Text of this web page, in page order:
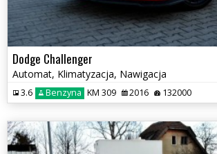
Dodge Challenger
Automat, Klimatyzacja, Nawigacja
3.6 Benzyna KM 309 2016 132000